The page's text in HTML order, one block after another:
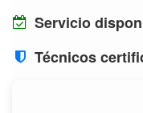
Servicio
Técnicos